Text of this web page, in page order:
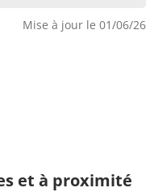
Mise à jour le 01/06/26
et à proximité